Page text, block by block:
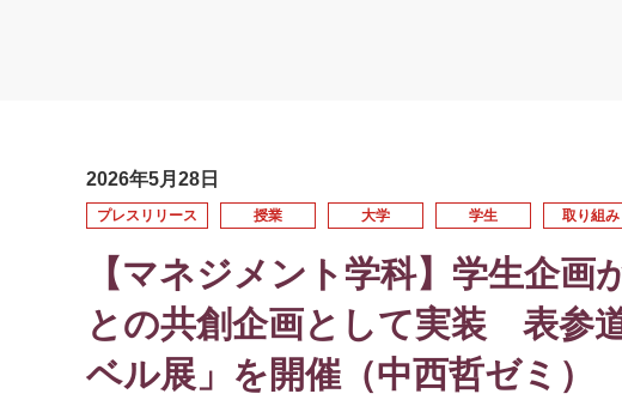
2026年5月28日
プレスリリース 授業 大学 学生 取り組み
【マネジメント学科】学生企画
との共創企画として実装 表参
ベル展」を開催（中西哲ゼミ）